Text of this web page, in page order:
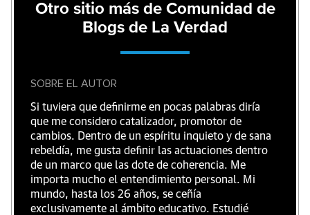
Otro sitio más de Comunidad de
Blogs de La Verdad
SOBRE EL AUTOR
Si tuviera que definirme en pocas palabras diría
que me considero catalizador, promotor de
cambios. Dentro de un espíritu inquieto y de sana
rebeldía, me gusta definir las actuaciones dentro
de un marco que las dote de coherencia. Me
importa mucho el entendimiento personal. Mi
mundo, hasta los 26 años, se ceñía
exclusivamente al ámbito educativo. Estudié